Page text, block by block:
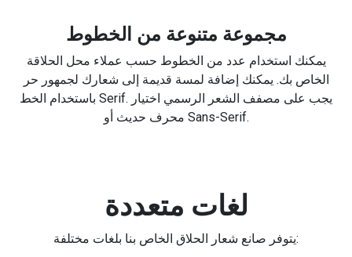
مجموعة متنوعة من الخطوط
يمكنك استخدام عدد من الخطوط حسب عملاء محل الحلاقة
الخاص بك. يمكنك إضافة لمسة قديمة إلى شعارك لجمهور حر
باستخدام الخط Serif. يجب على مصفف الشعر الرسمي اختيار
محرف حديث أو Sans-Serif.
لغات متعددة
يتوفر صانع شعار الحلاق الخاص بنا بلغات مختلفة: